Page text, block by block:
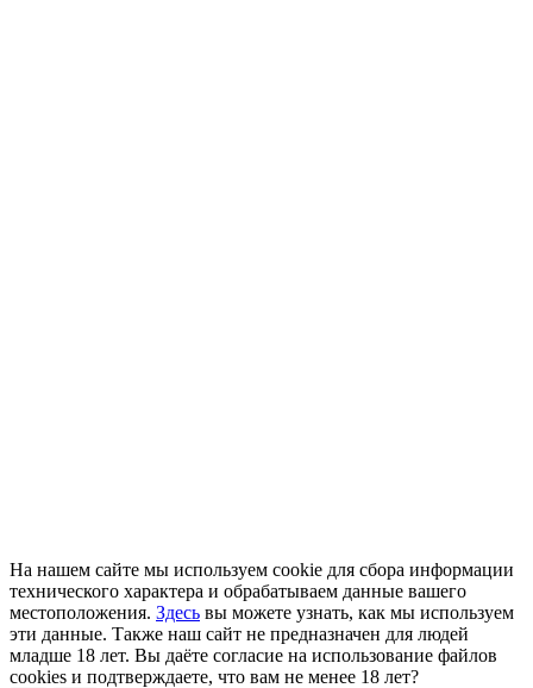
На нашем сайте мы используем cookie для сбора информации
технического характера и обрабатываем данные вашего
местоположения. Здесь вы можете узнать, как мы используем
эти данные. Также наш сайт не предназначен для людей
младше 18 лет. Вы даёте согласие на использование файлов
cookies и подтверждаете, что вам не менее 18 лет?